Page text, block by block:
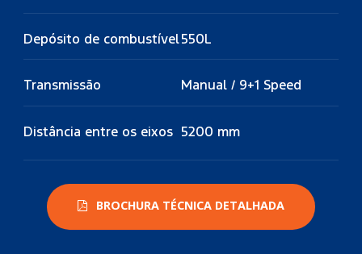
Depósito de combustível550L
Transmissão Manual / 9+1 Speed
Distância entre os eixos 5200 mm
BROCHURA TÉCNICA DETALHADA